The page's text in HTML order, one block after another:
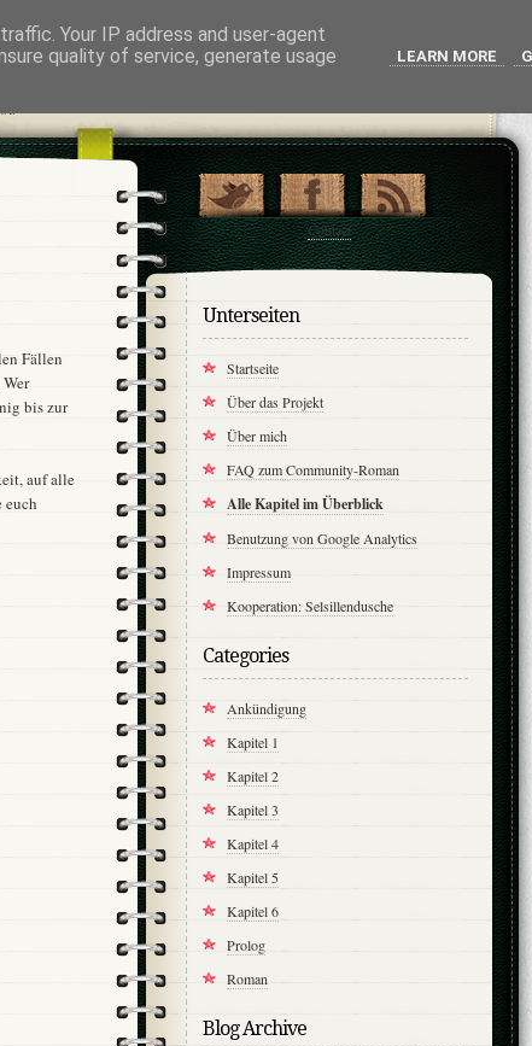
Fällen
bis zur
auf alle
euch
Contact
Unterseiten
Startseite
Über das Projekt
Über mich
FAQ zum Community-Roman
Alle Kapitel im Überblick
Benutzung von Google Analytics
Impressum
Kooperation: Selsillendusche
Categories
Ankündigung
Kapitel 1
Kapitel 2
Kapitel 3
Kapitel 4
Kapitel 5
Kapitel 6
Prolog
Roman
Blog Archive
Your IP address and user-agent
quality of service, generate usage
LEARN MORE